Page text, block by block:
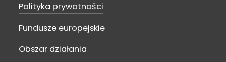
Polityka prywatności
Fundusze europejskie
Obszar działania